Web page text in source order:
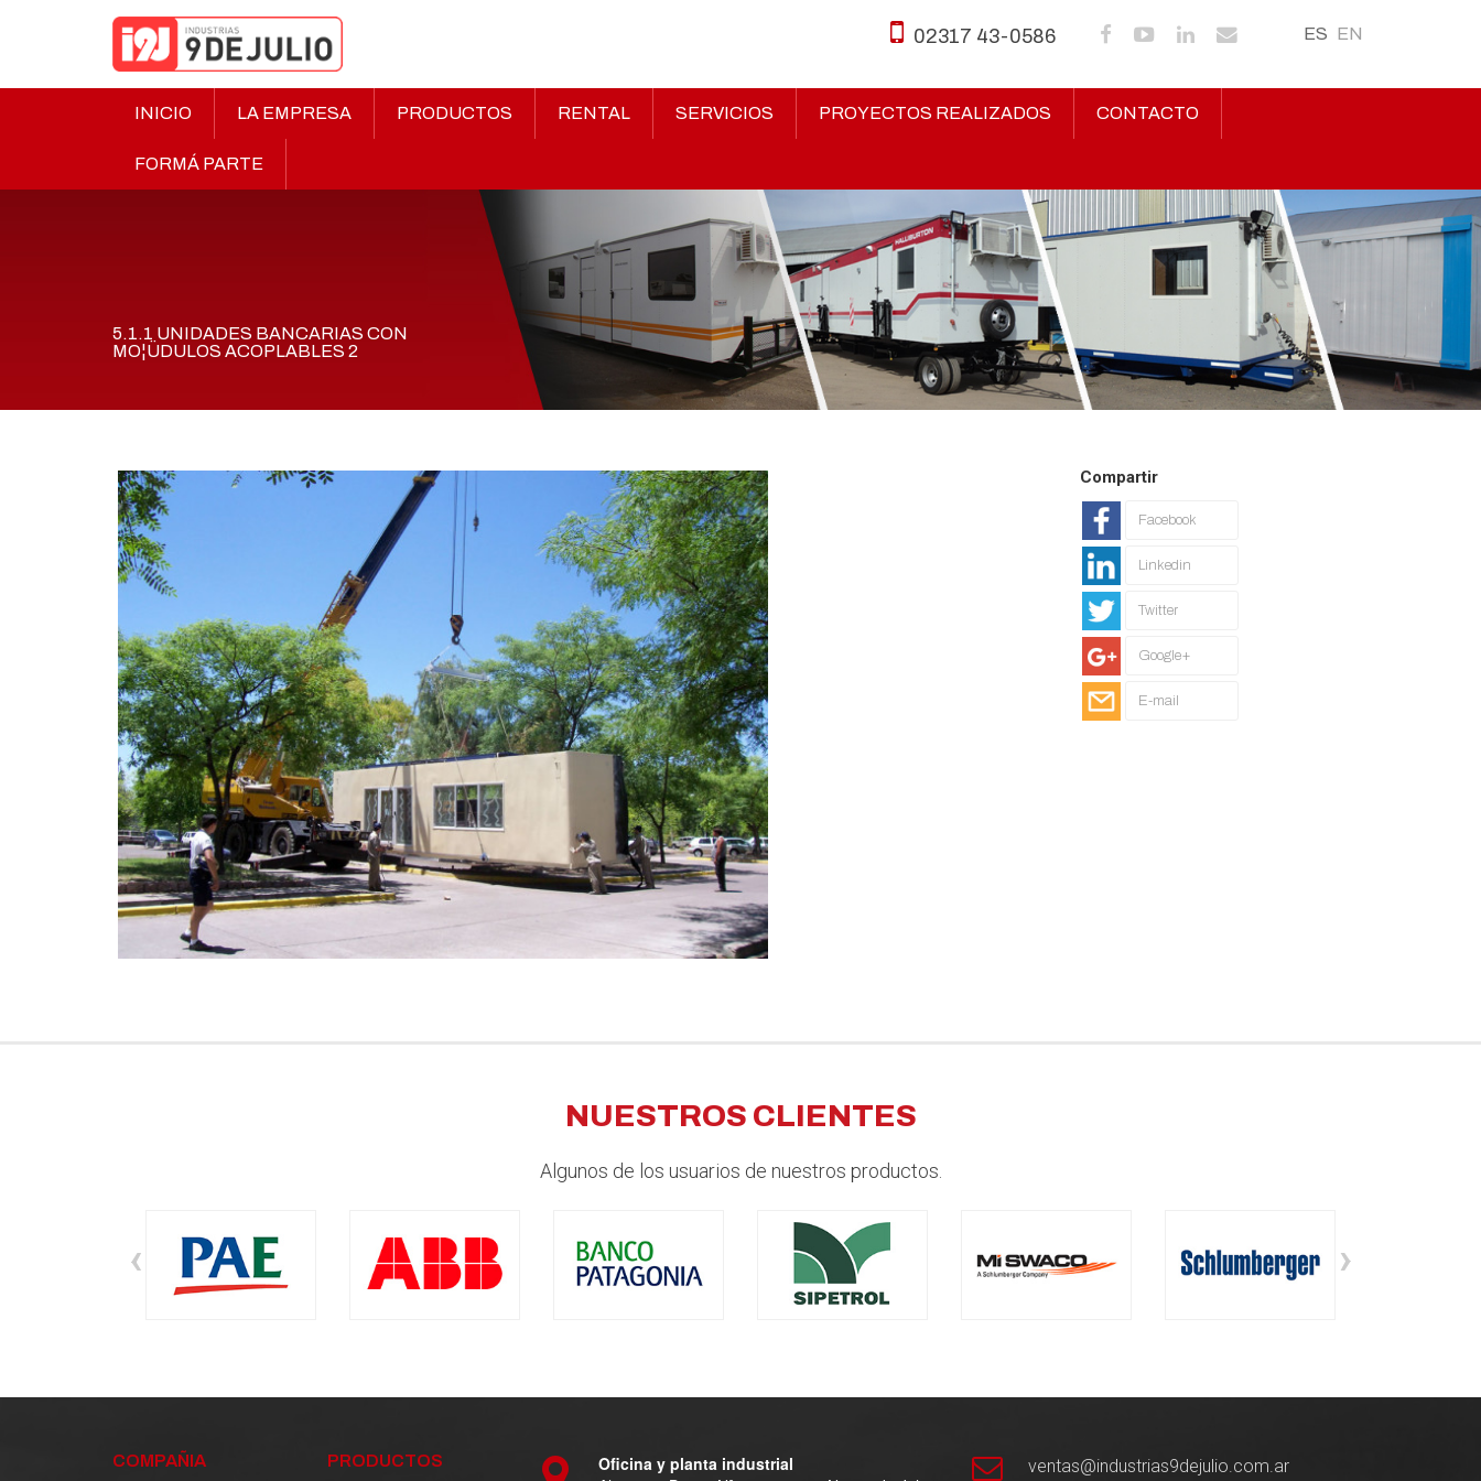
ES EN
02317 43-0586
INICIO LA EMPRESA PRODUCTOS RENTAL SERVICIOS PROYECTOS REALIZADOS CONTACTO
FORMÁ PARTE
5.1.1 UNIDADES BANCARIAS CON
MO¦ÜDULOS ACOPLABLES 2
Compartir
Facebook
Linkedin
Twitter
Google+
E-mail
NUESTROS CLIENTES
Algunos de los usuarios de nuestros productos.
‹ ›
COMPAÑIA PRODUCTOS
Oficina y planta industrial
ventas@industrias9dejulio.com.ar